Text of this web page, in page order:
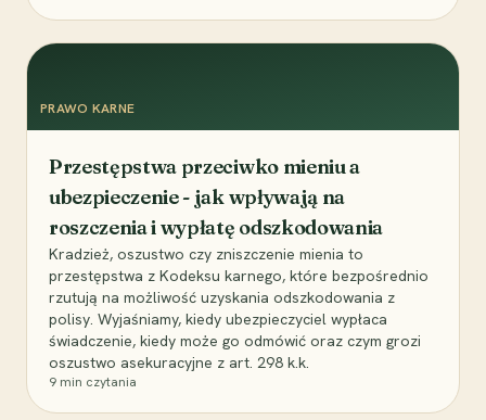
PRAWO KARNE
Przestępstwa przeciwko mieniu a
ubezpieczenie - jak wpływają na
roszczenia i wypłatę odszkodowania
Kradzież, oszustwo czy zniszczenie mienia to
przestępstwa z Kodeksu karnego, które bezpośrednio
rzutują na możliwość uzyskania odszkodowania z
polisy. Wyjaśniamy, kiedy ubezpieczyciel wypłaca
świadczenie, kiedy może go odmówić oraz czym grozi
oszustwo asekuracyjne z art. 298 k.k.
9 min czytania